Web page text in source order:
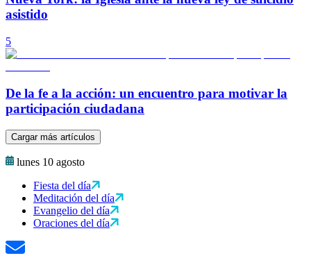
asistido
5
De la fe a la acción: un encuentro para motivar la
participación ciudadana
Cargar más artículos
lunes 10 agosto
Fiesta del día
Meditación del día
Evangelio del día
Oraciones del día